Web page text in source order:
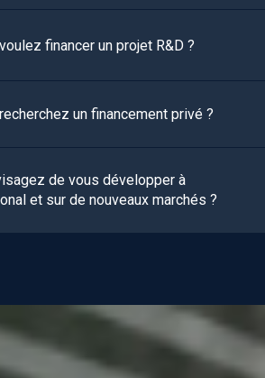
financer un projet R&D ?
un financement privé ?
de vous développer à
et sur de nouveaux marchés ?